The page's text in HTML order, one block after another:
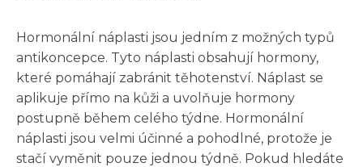
Hormonální náplasti jsou jedním z možných typů
antikoncepce. Tyto náplasti obsahují hormony,
které pomáhají zabránit těhotenství. Náplast se
aplikuje přímo na kůži a uvolňuje hormony
postupně během celého týdne. Hormonální
náplasti jsou velmi účinné a pohodlné, protože je
stačí vyměnit pouze jednou týdně. Pokud hledáte